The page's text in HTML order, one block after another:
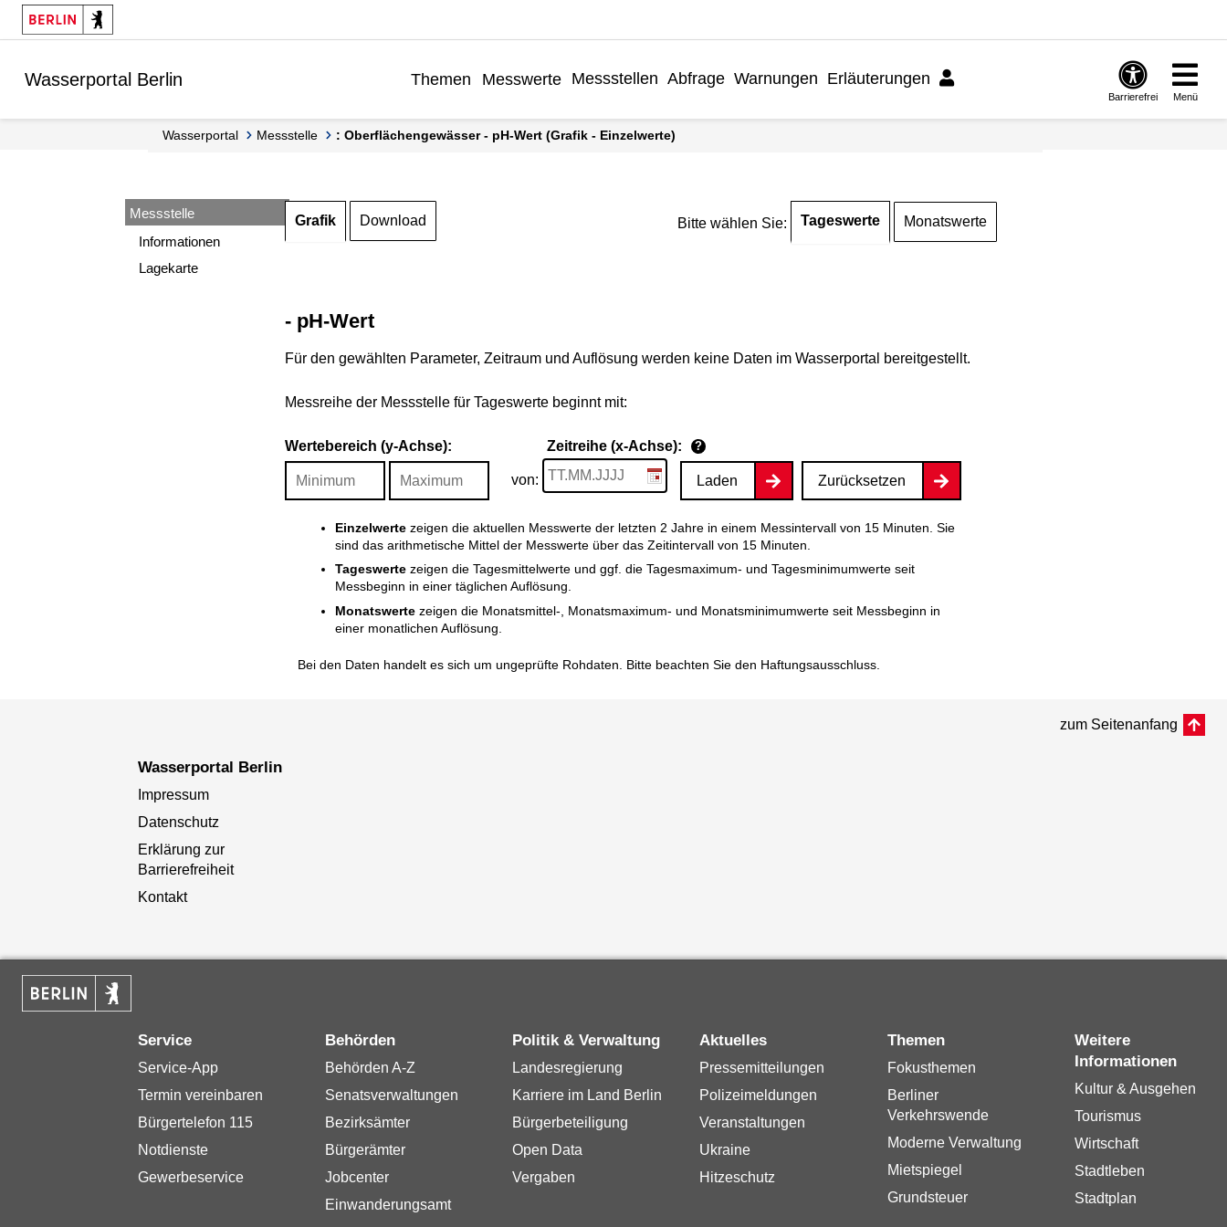
Springe zur Navigation
Springe zum Inhalt
Wasserportal Berlin Themen Messwerte Messstellen Abfrage Warnungen Erläuterungen
Barrierefrei Menü
Wasserportal Messstelle : Oberflächengewässer - pH-Wert (Grafik - Einzelwerte)
Messstelle
Informationen
Lagekarte
Grafik Download Bitte wählen Sie: Tageswerte Monatswerte
- pH-Wert
Für den gewählten Parameter, Zeitraum und Auflösung werden keine Daten im Wasserportal bereitgestellt.
Messreihe der Messstelle für Tageswerte beginnt mit:
Wertebereich (y-Achse): Zeitreihe (x-Achse): ?
von: Laden Zurücksetzen
Einzelwertezeigen die aktuellen Messwerte der letzten 2 Jahre in einem Messintervall von 15 Minuten. Sie
sind das arithmetische Mittel der Messwerte über das Zeitintervall von 15 Minuten.
Tageswertezeigen die Tagesmittelwerte und ggf. die Tagesmaximum- und Tagesminimumwerte seit
Messbeginn in einer täglichen Auflösung.
Monatswertezeigen die Monatsmittel-, Monatsmaximum- und Monatsminimumwerte seit Messbeginn in
einer monatlichen Auflösung.
Bei den Daten handelt es sich um ungeprüfte Rohdaten. Bitte beachten Sie den Haftungsausschluss.
zum Seitenanfang
Wasserportal Berlin
Impressum
Datenschutz
Erklärung zur
Barrierefreiheit
Kontakt
Service
Service-App
Termin vereinbaren
Bürgertelefon 115
Notdienste
Gewerbeservice
Behörden
Behörden A-Z
Senatsverwaltungen
Bezirksämter
Bürgerämter
Jobcenter
Einwanderungsamt
Politik & Verwaltung
Landesregierung
Karriere im Land Berlin
Bürgerbeteiligung
Open Data
Vergaben
Aktuelles
Pressemitteilungen
Polizeimeldungen
Veranstaltungen
Ukraine
Hitzeschutz
Themen
Fokusthemen
Berliner
Verkehrswende
Moderne Verwaltung
Mietspiegel
Grundsteuer
Weitere
Informationen
Kultur & Ausgehen
Tourismus
Wirtschaft
Stadtleben
Stadtplan